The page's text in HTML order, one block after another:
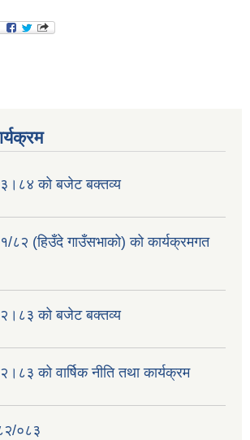
को बजेट बक्तव्य
८२ (हिउँदे गाउँसभाको) को कार्यक्रमगत
को बजेट बक्तव्य
को वार्षिक नीति तथा कार्यक्रम
०८३